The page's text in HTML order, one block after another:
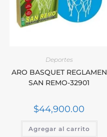
Deportes
ARO BASQUET REGLAMEN
SAN REMO-32901
$44,900.00
Agregar al carrito